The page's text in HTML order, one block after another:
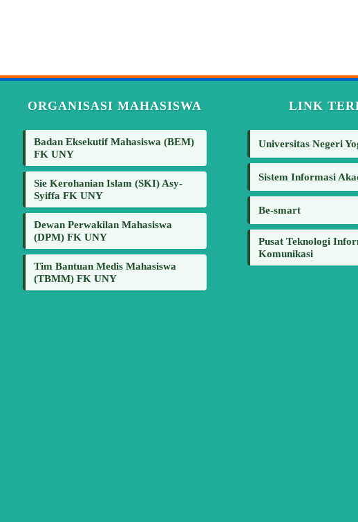
ORGANISASI MAHASISWA
Badan Eksekutif Mahasiswa (BEM)
FK UNY
Sie Kerohanian Islam (SKI) Asy-
Syiffa FK UNY
Dewan Perwakilan Mahasiswa
(DPM) FK UNY
Tim Bantuan Medis Mahasiswa
(TBMM) FK UNY
LINK
Universitas Negeri
Sistem Informasi
Be-smart
Pusat Teknologi
Komunikasi